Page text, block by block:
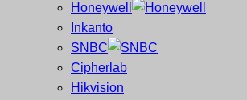
Honeywell
Inkanto
SNBC
Cipherlab
Hikvision